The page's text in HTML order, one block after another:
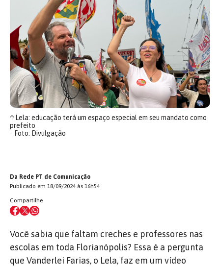
↑Lela: educação terá um espaço especial em seu mandato como
prefeito
Foto: Divulgação
Da Rede PT de Comunicação
Publicado em 18/09/2024 às 16h54
Compartilhe
Você sabia que faltam creches e professores nas
escolas em toda Florianópolis? Essa é a pergunta
que Vanderlei Farias, o Lela, faz em um vídeo